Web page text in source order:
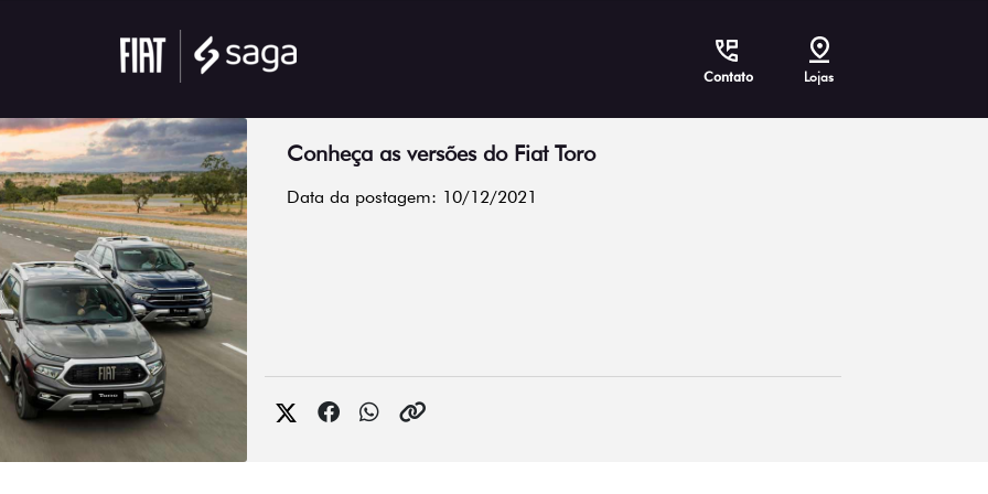
Contato Lojas
Conheça as versões do Fiat Toro
Data da postagem: 10/12/2021